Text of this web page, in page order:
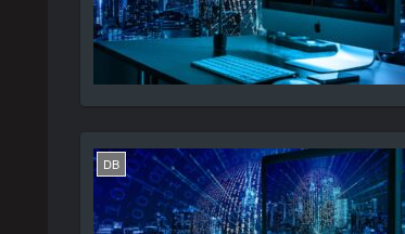
DB